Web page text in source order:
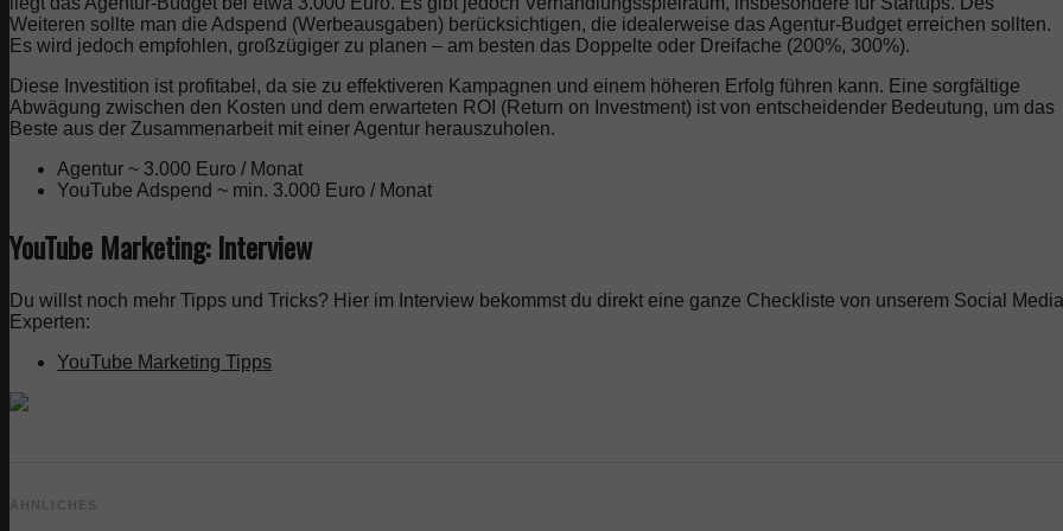
Weiteren sollte man die Adspend (Werbeausgaben) berücksichtigen, die idealerweise das Agentur-Budget erreichen sollten.
Es wird jedoch empfohlen, großzügiger zu planen – am besten das Doppelte oder Dreifache (200%, 300%).
Diese Investition ist profitabel, da sie zu effektiveren Kampagnen und einem höheren Erfolg führen kann. Eine sorgfältige
Abwägung zwischen den Kosten und dem erwarteten ROI (Return on Investment) ist von entscheidender Bedeutung, um das
Beste aus der Zusammenarbeit mit einer Agentur herauszuholen.
Agentur ~ 3.000 Euro / Monat
YouTube Adspend ~ min. 3.000 Euro / Monat
YouTube Marketing: Interview
Du willst noch mehr Tipps und Tricks? Hier im Interview bekommst du direkt eine ganze Checkliste von unserem Social Media
Experten:
YouTube Marketing Tipps
ÄHNLICHES